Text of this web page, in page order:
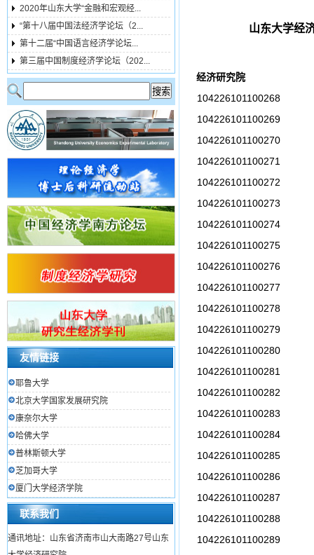
2020年山东大学“金融和宏观经...
“第十八届中国法经济学论坛（2...
第十二届“中国语言经济学论坛...
第三届中国制度经济学论坛（202...
友情链接
耶鲁大学
北京大学国家发展研究院
康奈尔大学
哈佛大学
普林斯顿大学
芝加哥大学
厦门大学经济学院
联系我们
通讯地址：山东省济南市山大南路27号山东
山东大学经
经济研究院
104226101100268
104226101100269
104226101100270
104226101100271
104226101100272
104226101100273
104226101100274
104226101100275
104226101100276
104226101100277
104226101100278
104226101100279
104226101100280
104226101100281
104226101100282
104226101100283
104226101100284
104226101100285
104226101100286
104226101100287
104226101100288
104226101100289